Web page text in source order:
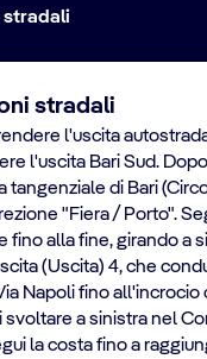
stradali
stradali
l'uscita
l'uscita Bari Sud.
tangenziale di Bari
"Fiera / Porto".
fino alla fine, girando a
(Uscita) 4, che
Napoli fino all'incrocio
svoltare a sinistra nel
la costa fino a